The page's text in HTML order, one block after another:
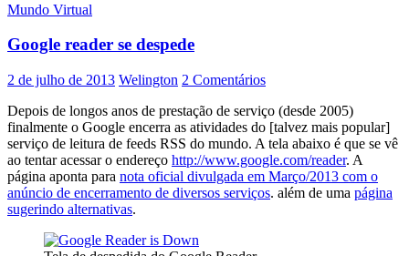
Mundo Virtual
Google reader se despede
2 de julho de 2013 Welington 2 Comentários
Depois de longos anos de prestação de serviço (desde 2005)
finalmente o Google encerra as atividades do [talvez mais popular]
serviço de leitura de feeds RSS do mundo. A tela abaixo é que se vê
ao tentar acessar o endereço http://www.google.com/reader. A
página aponta para nota oficial divulgada em Março/2013 com o
anúncio de encerramento de diversos serviços. além de uma página
sugerindo alternativas.